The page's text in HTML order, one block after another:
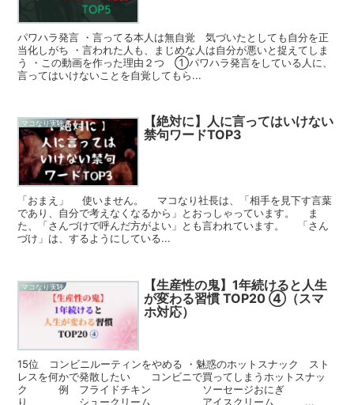
パワハラ発言 ・言ってる本人は無自覚 気づいたとしても自分を正
当化しがち ・言われた人も、まじめな人は自分が悪いと捉えてしま
う ・この動画を作った理由２つ ①パワハラ発言をしている人に、
言ってはいけないことを自覚してもら...
マコなり実験
【絶対に】人に言ってはいけない
禁句ワードTOP3
「おまえ」 使いません。 マコなり社長は、「相手を見下す言葉
であり、自分で考えなくなるから」とおっしゃっています。 ま
た、「さんづけで呼んだ方がよい」とも言われています。 「さん
づけ」は、するようにしている...
マコなり実験
【生産性の鬼】1年続けると人生
が変わる習慣 TOP20 ④（スマ
ホ対応）
15位 コンビニルーティンをやめる ・魅惑のホットスナック スト
レスを何かで発散したい コンビニで買ってしまうホットスナッ
ク 例 フライドチキン ソーセージおにぎ
り シュークリーム アイスクリーム ...